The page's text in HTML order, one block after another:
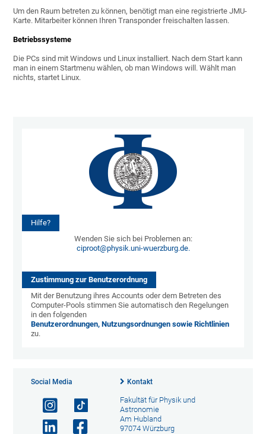
Um den Raum betreten zu können, benötigt man eine registrierte JMU-
Karte. Mitarbeiter können Ihren Transponder freischalten lassen.
Betriebssysteme
Die PCs sind mit Windows und Linux installiert. Nach dem Start kann
man in einem Startmenu wählen, ob man Windows will. Wählt man
nichts, startet Linux.
Hilfe?
Wenden Sie sich bei Problemen an:
ciproot@physik.uni-wuerzburg.de.
Zustimmung zur Benutzerordnung
Mit der Benutzung ihres Accounts oder dem Betreten des
Computer-Pools stimmen Sie automatisch den Regelungen
in den folgenden
Benutzerordnungen, Nutzungsordnungen sowie Richtlinien
zu.
Social Media Kontakt
Fakultät für Physik und
Astronomie
Am Hubland
97074 Würzburg